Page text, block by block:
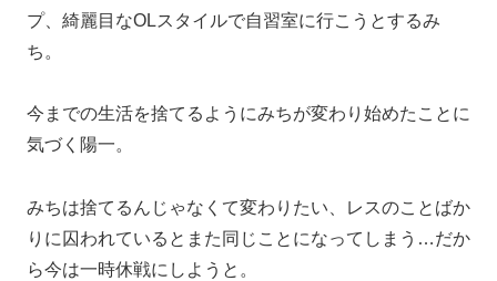
プ、綺麗目なOLスタイルで自習室に行こうとするみ
ち。
今までの生活を捨てるようにみちが変わり始めたことに
気づく陽一。
みちは捨てるんじゃなくて変わりたい、レスのことばか
りに囚われているとまた同じことになってしまう…だか
ら今は一時休戦にしようと。